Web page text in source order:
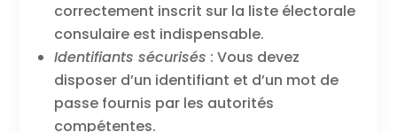
correctement inscrit sur la liste électorale
consulaire est indispensable.
Identifiants sécurisés : Vous devez
disposer d’un identifiant et d’un mot de
passe fournis par les autorités
compétentes.